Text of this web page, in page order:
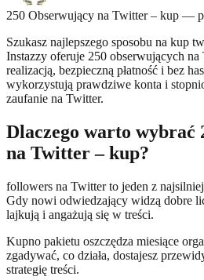
250 Obserwujący na Twitter – kup —
Szukasz najlepszego sposobu na kup
Instazzy oferuje 250 obserwujących
realizacją, bezpieczną płatność i bez
wykorzystują prawdziwe konta i
zaufanie na Twitter.
Dlaczego warto wybrać
na Twitter – kup?
followers na Twitter to jeden z
Gdy nowi odwiedzający widzą dobre
lajkują i angażują się w treści.
Kupno pakietu oszczędza miesiące
zgadywać, co działa, dostajesz
strategię treści.